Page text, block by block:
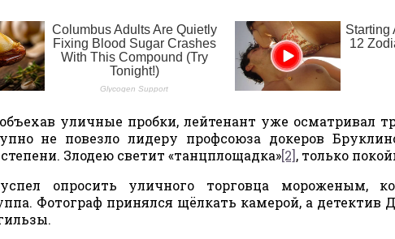
уличные пробки, лейтенант уже осматривал
не повезло лидеру профсоюза докеров
Злодею светит «танцплощадка»[2], только
опросить уличного торговца мороженым,
Фотограф принялся щёлкать камерой, а детектив